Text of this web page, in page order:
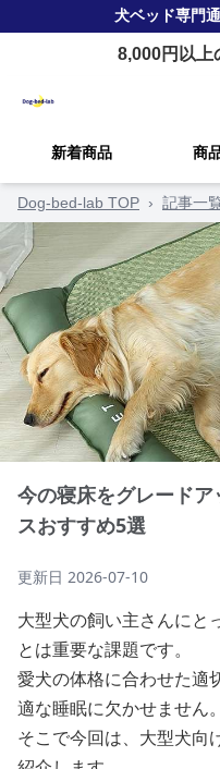
犬ベッド専門
8,000円以上
新着商品 商
Dog-bed-lab TOP › 記事一
今の寝床をグレード
スおすすめ5選
更新日 2026-07-10
大型犬の飼い主さんにと
とは重要な課題です。
愛犬の体格に合わせた適
適な睡眠に欠かせません。
そこで今回は、大型犬向